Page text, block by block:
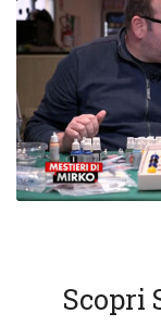
Scopri